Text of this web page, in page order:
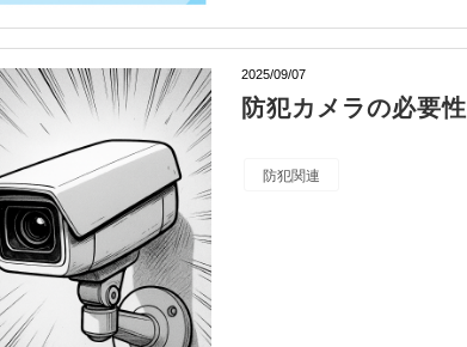
2025/09/07
防犯カメラの必要性
防犯関連